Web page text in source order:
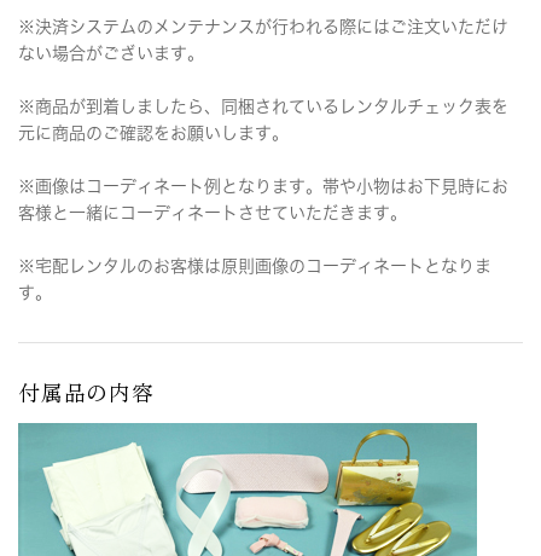
※決済システムのメンテナンスが行われる際にはご注文いただけ
ない場合がございます。
※商品が到着しましたら、同梱されているレンタルチェック表を
元に商品のご確認をお願いします。
※画像はコーディネート例となります。帯や小物はお下見時にお
客様と一緒にコーディネートさせていただきます。
※宅配レンタルのお客様は原則画像のコーディネートとなりま
す。
付属品の内容